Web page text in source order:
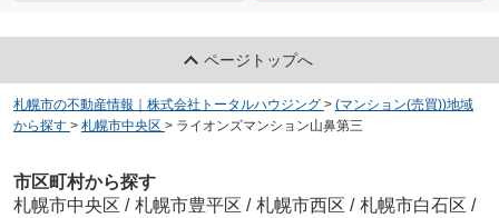
ページトップへ
札幌市の不動産情報｜株式会社トータルハウジング > (マンション(売買))地域
から探す > 札幌市中央区 > ライオンズマンション山鼻第三
市区町村から探す
札幌市中央区 / 札幌市豊平区 / 札幌市西区 / 札幌市白石区 /